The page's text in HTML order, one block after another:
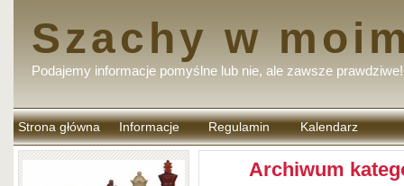
Szachy w
Podajemy informacje pomyślne lub nie, ale zawsze prawdziwe!
Strona główna Informacje Regulamin
komentarzy
Kalendarz
Archiwum